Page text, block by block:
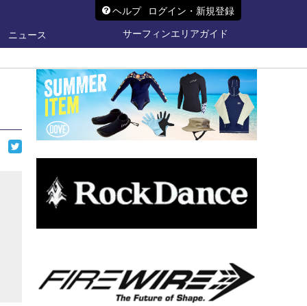
ヘルプ ログイン・新規登録
ニュース
サーフィンエリアガイド